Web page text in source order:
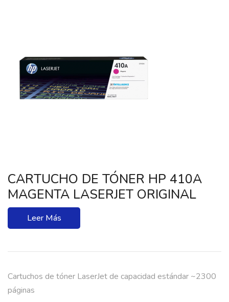
CARTUCHO DE TÓNER HP 410A
MAGENTA LASERJET ORIGINAL
Leer Más
Cartuchos de tóner LaserJet de capacidad estándar ~2300
páginas